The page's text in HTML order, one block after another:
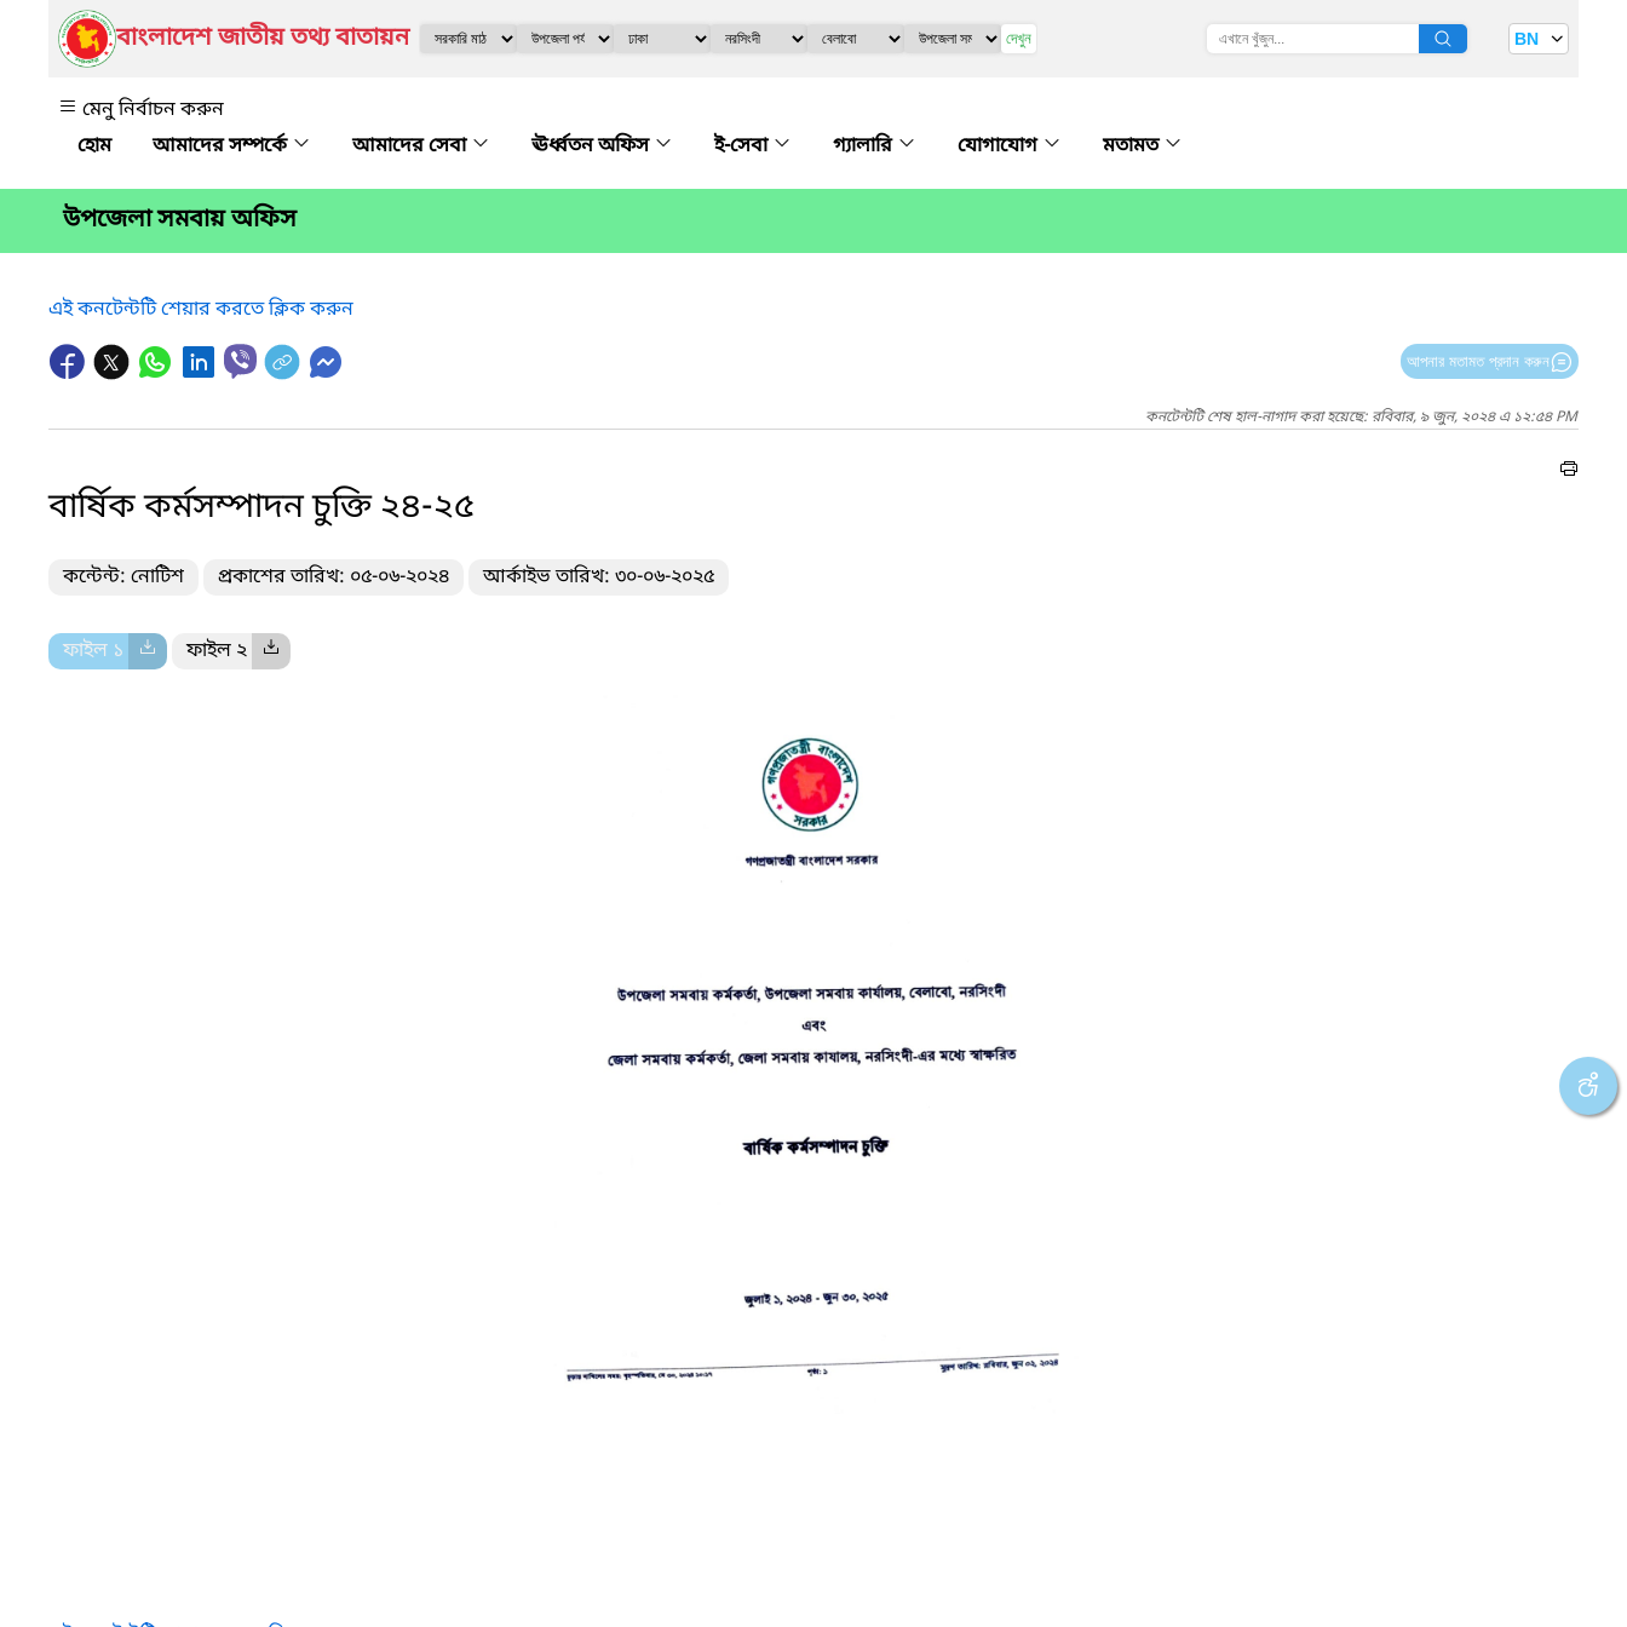
বাংলাদেশ জাতীয় তথ্য বাতায়ন দেখুন BN
মেনু নির্বাচন করুন
আমাদের সম্পর্কে
আমাদের সেবা ঊর্ধ্বতন অফিস ই-সেবা গ্যালারি যোগাযোগ মতামত
উপজেলা সমবায় অফিস
এই কনটেন্টটি শেয়ার করতে ক্লিক করুন
আপনার মতামত প্রদান করুন
কনটেন্টটি শেষ হাল-নাগাদ করা হয়েছে: রবিবার, ৯ জুন, ২০২৪ এ ১২:৫৪ PM
বার্ষিক কর্মসম্পাদন চুক্তি ২৪-২৫
কন্টেন্ট: নোটিশ প্রকাশের তারিখ: ০৫-০৬-২০২৪ আর্কাইভ তারিখ: ৩০-০৬-২০২৫
ফাইল ১ ফাইল ২